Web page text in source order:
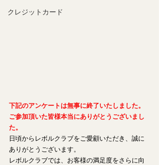
クレジットカード
下記のアンケートは無事に終了いたしました。
ご参加頂いた皆様本当にありがとうございまし
た。
日頃からレボルクラブをご愛顧いただき、誠に
ありがとうございます。
レボルクラブでは、お客様の満足度をさらに向